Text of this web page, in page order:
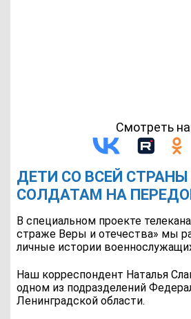
Смотреть
ДЕТИ СО ВСЕЙ
СОЛДАТАМ НА
В специальном проекте
страже Веры и отечества» мы
личные истории
Наш корреспондент Наталья
одном из подразделений
Ленинградской области.